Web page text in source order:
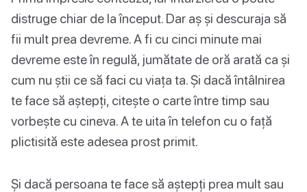
distruge chiar de la început. Dar aș și descuraja să
fii mult prea devreme. A fi cu cinci minute mai
devreme este în regulă, jumătate de oră arată ca și
cum nu știi ce să faci cu viața ta. Și dacă întâlnirea
te face să aștepți, citește o carte între timp sau
vorbește cu cineva. A te uita în telefon cu o față
plictisită este adesea prost primit.
Și dacă persoana te face să aștepți prea mult sau